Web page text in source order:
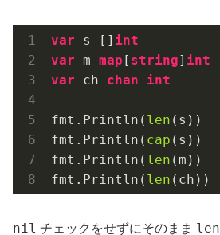
var s [] int
var m map [ string] int
var ch chan int
fmt.Println( len (s))
fmt.Println( cap (s))
fmt.Println( len (m))
fmt.Println( len (ch))
nil チェックをせずにそのまま len